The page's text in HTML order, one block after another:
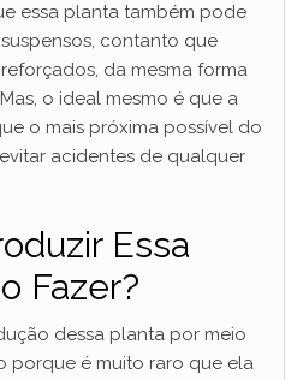
essa planta também pode
contanto que
da mesma forma
o ideal mesmo é que a
o mais próxima possível do
acidentes de qualquer
Essa
Fazer?
dessa planta por meio
porque é muito raro que ela